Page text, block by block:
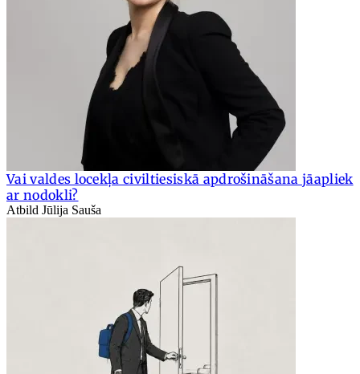
Vai valdes locekļa civiltiesiskā apdrošināšana jāapliek
ar nodokli?
Atbild Jūlija Sauša